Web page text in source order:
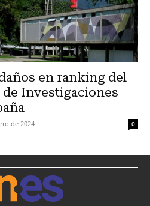
en ranking del
Investigaciones
de 2024 0